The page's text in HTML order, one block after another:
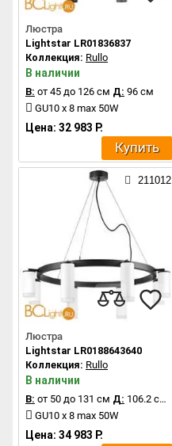
Люстра
Lightstar LR01836837
Коллекция: Rullo
В наличии
В: от 45 до 126 см Д: 96 см
GU10 x 8 max 50W
Цена: 32 983 Р.
Купить
211012
Люстра
Lightstar LR0188643640
Коллекция: Rullo
В наличии
В: от 50 до 131 см Д: 106.2 см
GU10 x 8 max 50W
Цена: 34 983 Р.